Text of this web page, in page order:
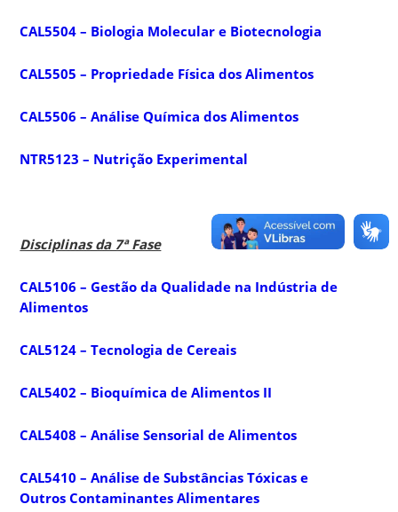
CAL5504 – Biologia Molecular e Biotecnologia
CAL5505 – Propriedade Física dos Alimentos
CAL5506 – Análise Química dos Alimentos
NTR5123 – Nutrição Experimental
Disciplinas da 7ª Fase
CAL5106 – Gestão da Qualidade na Indústria de
Alimentos
CAL5124 – Tecnologia de Cereais
CAL5402 – Bioquímica de Alimentos II
CAL5408 – Análise Sensorial de Alimentos
CAL5410 – Análise de Substâncias Tóxicas e
Outros Contaminantes Alimentares